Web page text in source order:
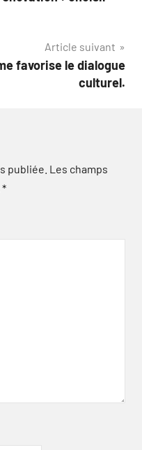
Article suivant
favorise le dialogue
culturel.
publiée. Les champs
*